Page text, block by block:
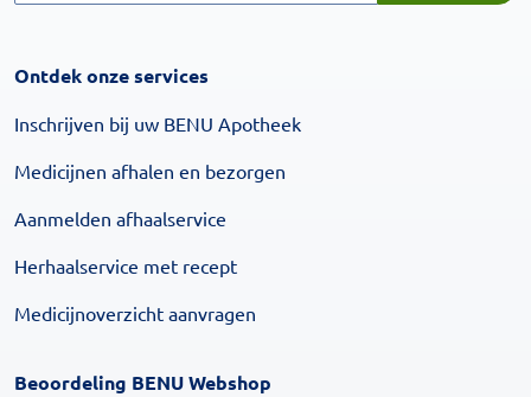
Ontdek onze services
Inschrijven bij uw BENU Apotheek
Medicijnen afhalen en bezorgen
Aanmelden afhaalservice
Herhaalservice met recept
Medicijnoverzicht aanvragen
Beoordeling BENU Webshop